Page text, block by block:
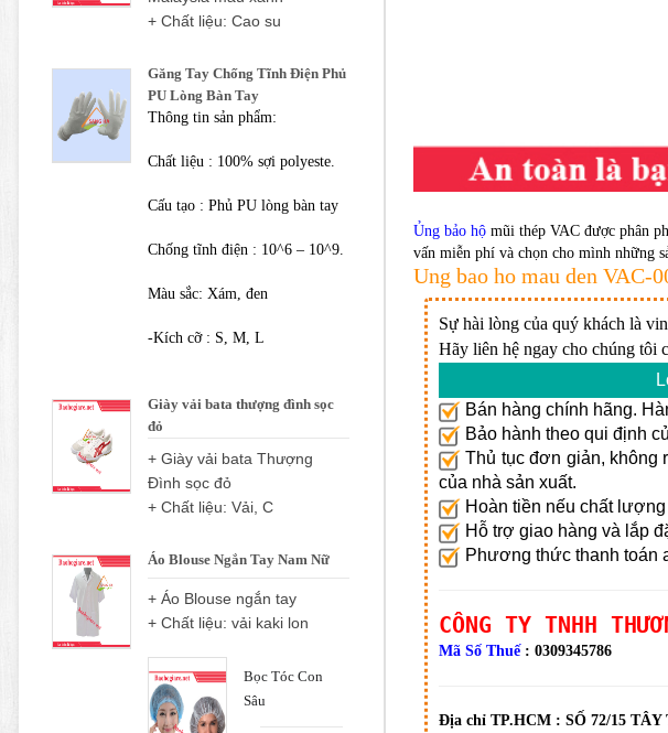
+ Chất liệu: Cao su
Găng Tay Chống Tĩnh Điện Phủ
PU Lòng Bàn Tay
Thông tin sản phẩm:
Chất liệu : 100% sợi polyeste.
Cấu tạo : Phủ PU lòng bàn tay
Chống tĩnh điện : 10^6 – 10^9.
Màu sắc: Xám, đen
-Kích cỡ : S, M, L
Giày vải bata thượng đình sọc
đỏ
+ Giày vải bata Thượng
Đình sọc đỏ
+ Chất liệu: Vải, C
Áo Blouse Ngắn Tay Nam Nữ
+ Áo Blouse ngắn tay
+ Chất liệu: vải kaki lon
Bọc Tóc Con
Sâu
Ủng bảo hộ mũi thép VAC được phân
vấn miễn phí và chọn cho mình những
Ung bao ho mau den
Sự hài lòng của quý khách là
Hãy liên hệ ngay cho chúng tôi
Bán hàng chính hãng.
Bảo hành theo qui định
Thủ tục đơn giản, không
của nhà sản xuất.
Hoàn tiền nếu chất
Hỗ trợ giao hàng và lắp
Phương thức thanh toán
CÔNG TY TNHH
Mã Số Thuế : 0309345786
Địa chỉ TP.HCM : SỐ 72/15